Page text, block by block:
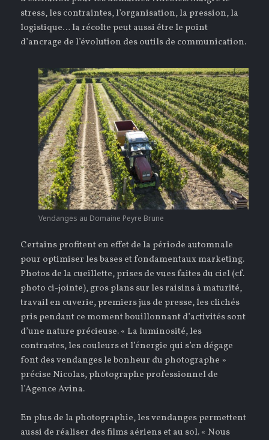
stress, les contraintes, l’organisation, la pression, la
logistique… la récolte peut aussi être le point
d’ancrage de l’évolution des outils de communication.
Vendanges au Domaine Peyre Brune
Certains profitent en effet de la période automnale
pour optimiser les bases et fondamentaux marketing.
Photos de la cueillette, prises de vues faites du ciel (cf.
photo ci-jointe), gros plans sur les raisins à maturité,
travail en cuverie, premiers jus de presse, les clichés
pris pendant ce moment bouillonnant d’activités sont
d’une nature précieuse. « La luminosité, les
contrastes, les couleurs et l’énergie qui s’en dégage
font des vendanges le bonheur du photographe »
précise Nicolas, photographe professionnel de
l’Agence Avina.
En plus de la photographie, les vendanges permettent
aussi de réaliser des films aériens et au sol. « Nous